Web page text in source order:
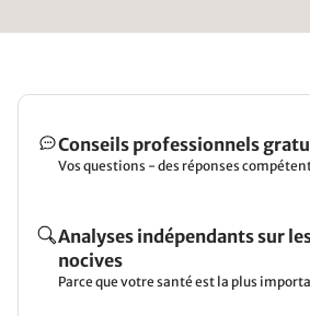
Conseils professionnels
Vos questions - des réponses
Analyses indépendants sur
nocives
Parce que votre santé est la plus